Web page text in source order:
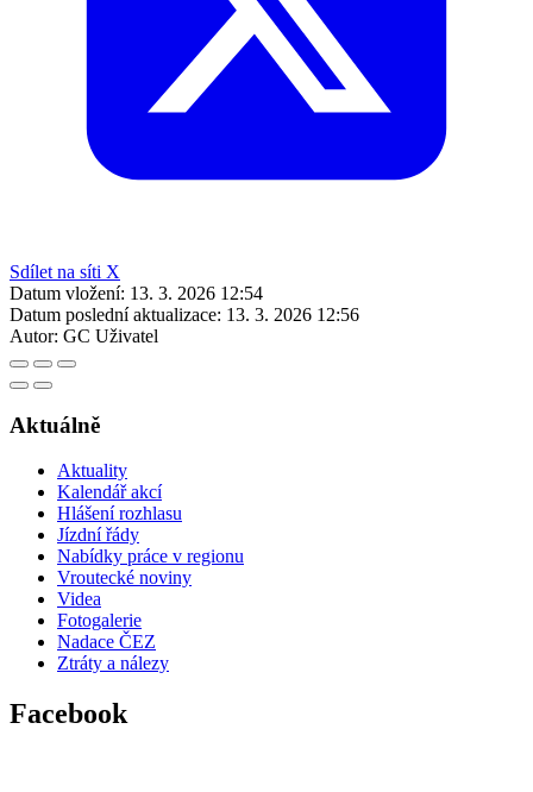
Sdílet na síti X
Datum vložení: 13. 3. 2026 12:54
Datum poslední aktualizace: 13. 3. 2026 12:56
Autor: GC Uživatel
Aktuálně
Aktuality
Kalendář akcí
Hlášení rozhlasu
Jízdní řády
Nabídky práce v regionu
Vroutecké noviny
Videa
Fotogalerie
Nadace ČEZ
Ztráty a nálezy
Facebook